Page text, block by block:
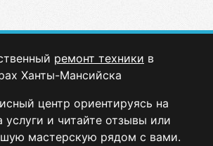
ремонт техники в
Ханты-Мансийска
центр ориентируясь на
услуги и читайте отзывы или
мастерскую рядом с вами.